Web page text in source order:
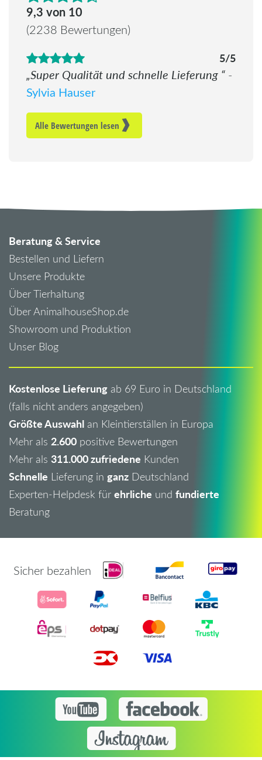
4.6 von 5 Sternen
9,3 von 10
(2238 Bewertungen)
5/5
Super Qualität und schnelle Lieferung -
Sylvia Hauser
Alle Bewertungen lesen
Beratung & Service
Bestellen und Liefern
Unsere Produkte
Über Tierhaltung
Über AnimalhouseShop.de
Showroom und Produktion
Unser Blog
Kostenlose Lieferung ab 69 Euro in Deutschland
(falls nicht anders angegeben)
Größte Auswahl an Kleintierställen in Europa
Mehr als 2.600 positive Bewertungen
Mehr als 311.000 zufriedene Kunden
Schnelle Lieferung in ganz Deutschland
Experten-Helpdesk für ehrliche und fundierte
Beratung
Sicher bezahlen